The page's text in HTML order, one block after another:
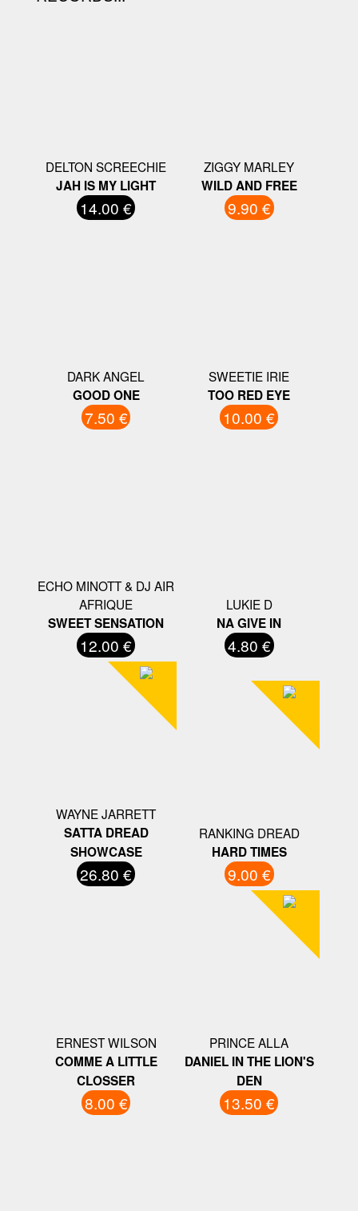
DELTON SCREECHIE
JAH IS MY LIGHT
14.00 €
ZIGGY MARLEY
WILD AND FREE
9.90 €
DARK ANGEL
GOOD ONE
7.50 €
SWEETIE IRIE
TOO RED EYE
10.00 €
ECHO MINOTT & DJ AIR
AFRIQUE
SWEET SENSATION
12.00 €
LUKIE D
NA GIVE IN
4.80 €
WAYNE JARRETT
SATTA DREAD
SHOWCASE
26.80 €
RANKING DREAD
HARD TIMES
9.00 €
ERNEST WILSON
COMME A LITTLE
CLOSSER
8.00 €
PRINCE ALLA
DANIEL IN THE LION'S
DEN
13.50 €